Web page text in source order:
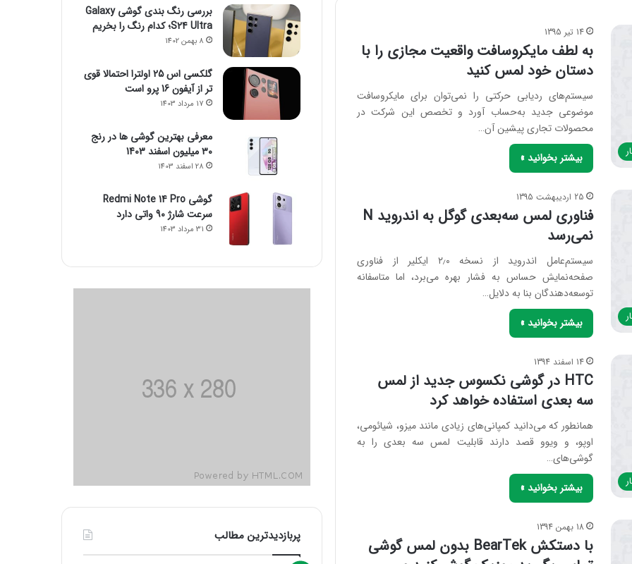
14 تیر 1395
به لطف مایکروسافت واقعیت مجازی را با
دستان خود لمس کنید
سیستم‌های ردیابی حرکتی را نمی‌توان برای مایکروسافت
موضوعی جدید به‌حساب آورد و تخصص این شرکت در
محصولات تجاری پیشین آن…
بیشتر بخوانید »
25 اردیبهشت 1395
فناوری لمس سه‌بعدی گوگل به اندروید N
نمی‌رسد
سیستم‌عامل اندروید از نسخه ۲٫۰ ایکلیر از فناوری
صفحه‌نمایش حساس به فشار بهره می‌برد، اما متاسفانه
توسعه‌دهندگان بنا به دلایل…
بیشتر بخوانید »
14 اسفند 1394
HTC در گوشی نکسوس جدید از لمس
سه بعدی استفاده خواهد کرد
همانطور که می‌دانید کمپانی‌های زیادی مانند میزو، شیائومی،
اوپو، و ویوو قصد دارند قابلیت لمس سه بعدی را به
گوشی‌های…
بیشتر بخوانید »
18 بهمن 1394
با دستکش BearTek بدون لمس گوشی
بررسی رنگ بندی گوشی Galaxy
S24 Ultra؛ کدام رنگ را بخریم
8 بهمن 1402
گلکسی اس 25 اولترا احتمالا قوی
تر از آیفون 16 پرو است
17 مرداد 1403
معرفی بهترین گوشی ها در رنج
۳۰ میلیون اسفند 1403
28 اسفند 1403
گوشی Redmi Note 14 Pro
سرعت شارژ 90 واتی دارد
31 مرداد 1403
پربازدیدترین مطالب